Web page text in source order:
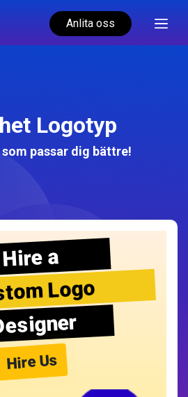
Anlita oss
Logotyp
passar dig bättre!
Hire a
Logo
Hire Us